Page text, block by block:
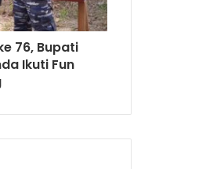
76, Bupati
Ikuti Fun